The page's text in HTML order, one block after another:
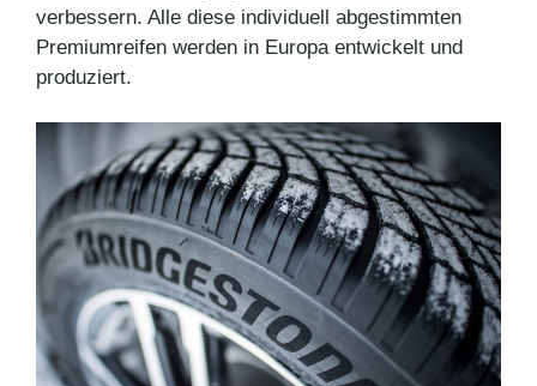
verbessern. Alle diese individuell abgestimmten
Premiumreifen werden in Europa entwickelt und
produziert.